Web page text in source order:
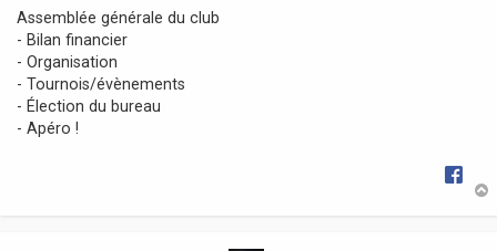
s
s
a
g
e
Assemblée générale du club
- Bilan financier
- Organisation
- Tournois/évènements
- Élection du bureau
- Apéro !